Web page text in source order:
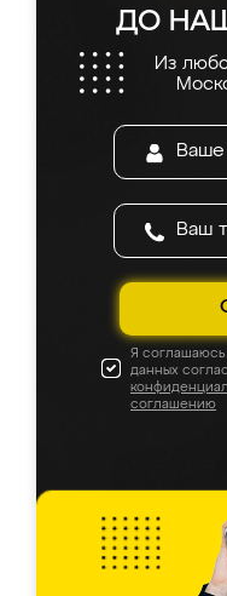
ДО
Из
Я соглашаюсь
данных
соглашению